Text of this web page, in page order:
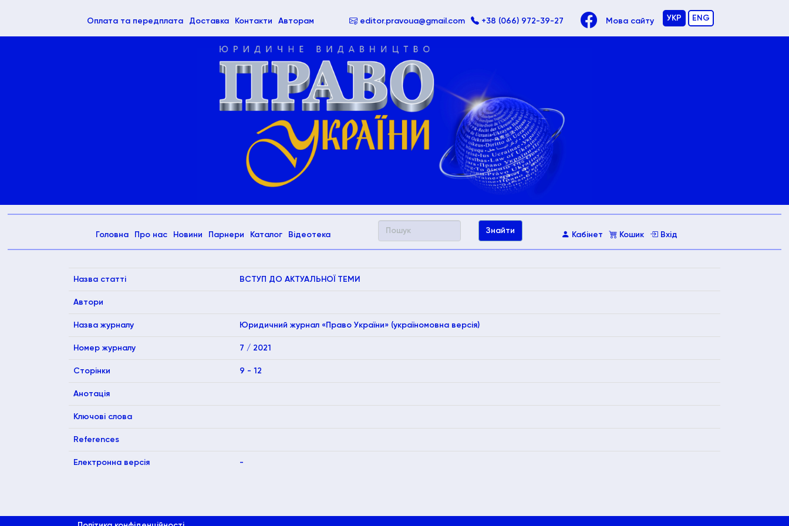
Оплата та передплата(current)
Доставка Контакти Авторам editor.pravoua@gmail.com +38 (066) 972-39-27 Мова сайту УКР ENG
Головна(current)
Про нас Новини Парнери Каталог Відеотека Кабінет Кошик Вхід
Назва статті ВСТУП ДО АКТУАЛЬНОЇ ТЕМИ
Автори
Назва журналу Юридичний журнал «Право України» (україномовна версія)
Номер журналу 7 / 2021
Сторінки 9 - 12
Анотація
Ключові слова
References
Електронна версія -